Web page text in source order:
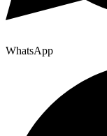
WhatsApp